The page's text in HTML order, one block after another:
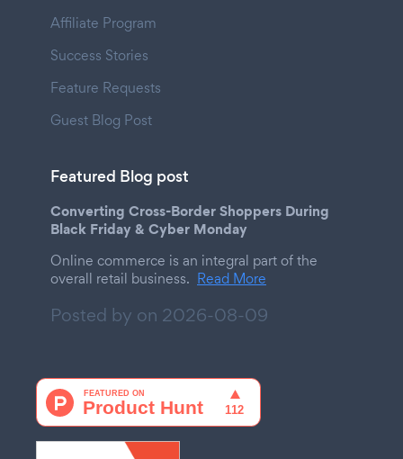
Affiliate Program
Success Stories
Feature Requests
Guest Blog Post
Featured Blog post
Converting Cross-Border Shoppers During
Black Friday & Cyber Monday
Online commerce is an integral part of the
overall retail business. Read More
Posted by on 2026-08-09